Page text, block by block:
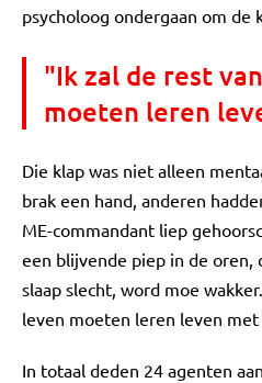
psycholoog ondergaan om de
"Ik zal de rest
moeten leren
Die klap was niet alleen
brak een hand, anderen
ME-commandant liep
een blijvende piep in de
slaap slecht, word moe
leven moeten leren leven
In totaal deden 24 agenten